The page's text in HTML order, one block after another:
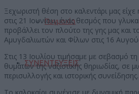
Πυγμαχία
ΣΥΝΕΝΤΕΥΞΕΙΣ
Ξεχωριστή θέση στο καλεντάρι μας
στις 21 Ιουνίου, ένας θεσμός που
προβάλλει τον πλούτο της γης μας και
Αμυγδαλιωτών και Φίλων στις 16
Στις 13 Ιουλίου τιμήσαμε με σεβασμό
θυμάτων της ναζιστικής θηριωδίας, σε
περισυλλογής και ιστορικής συνείδησης.